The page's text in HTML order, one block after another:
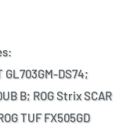
GL703GM-DS74;
B; ROG Strix SCAR
TUF FX505GD